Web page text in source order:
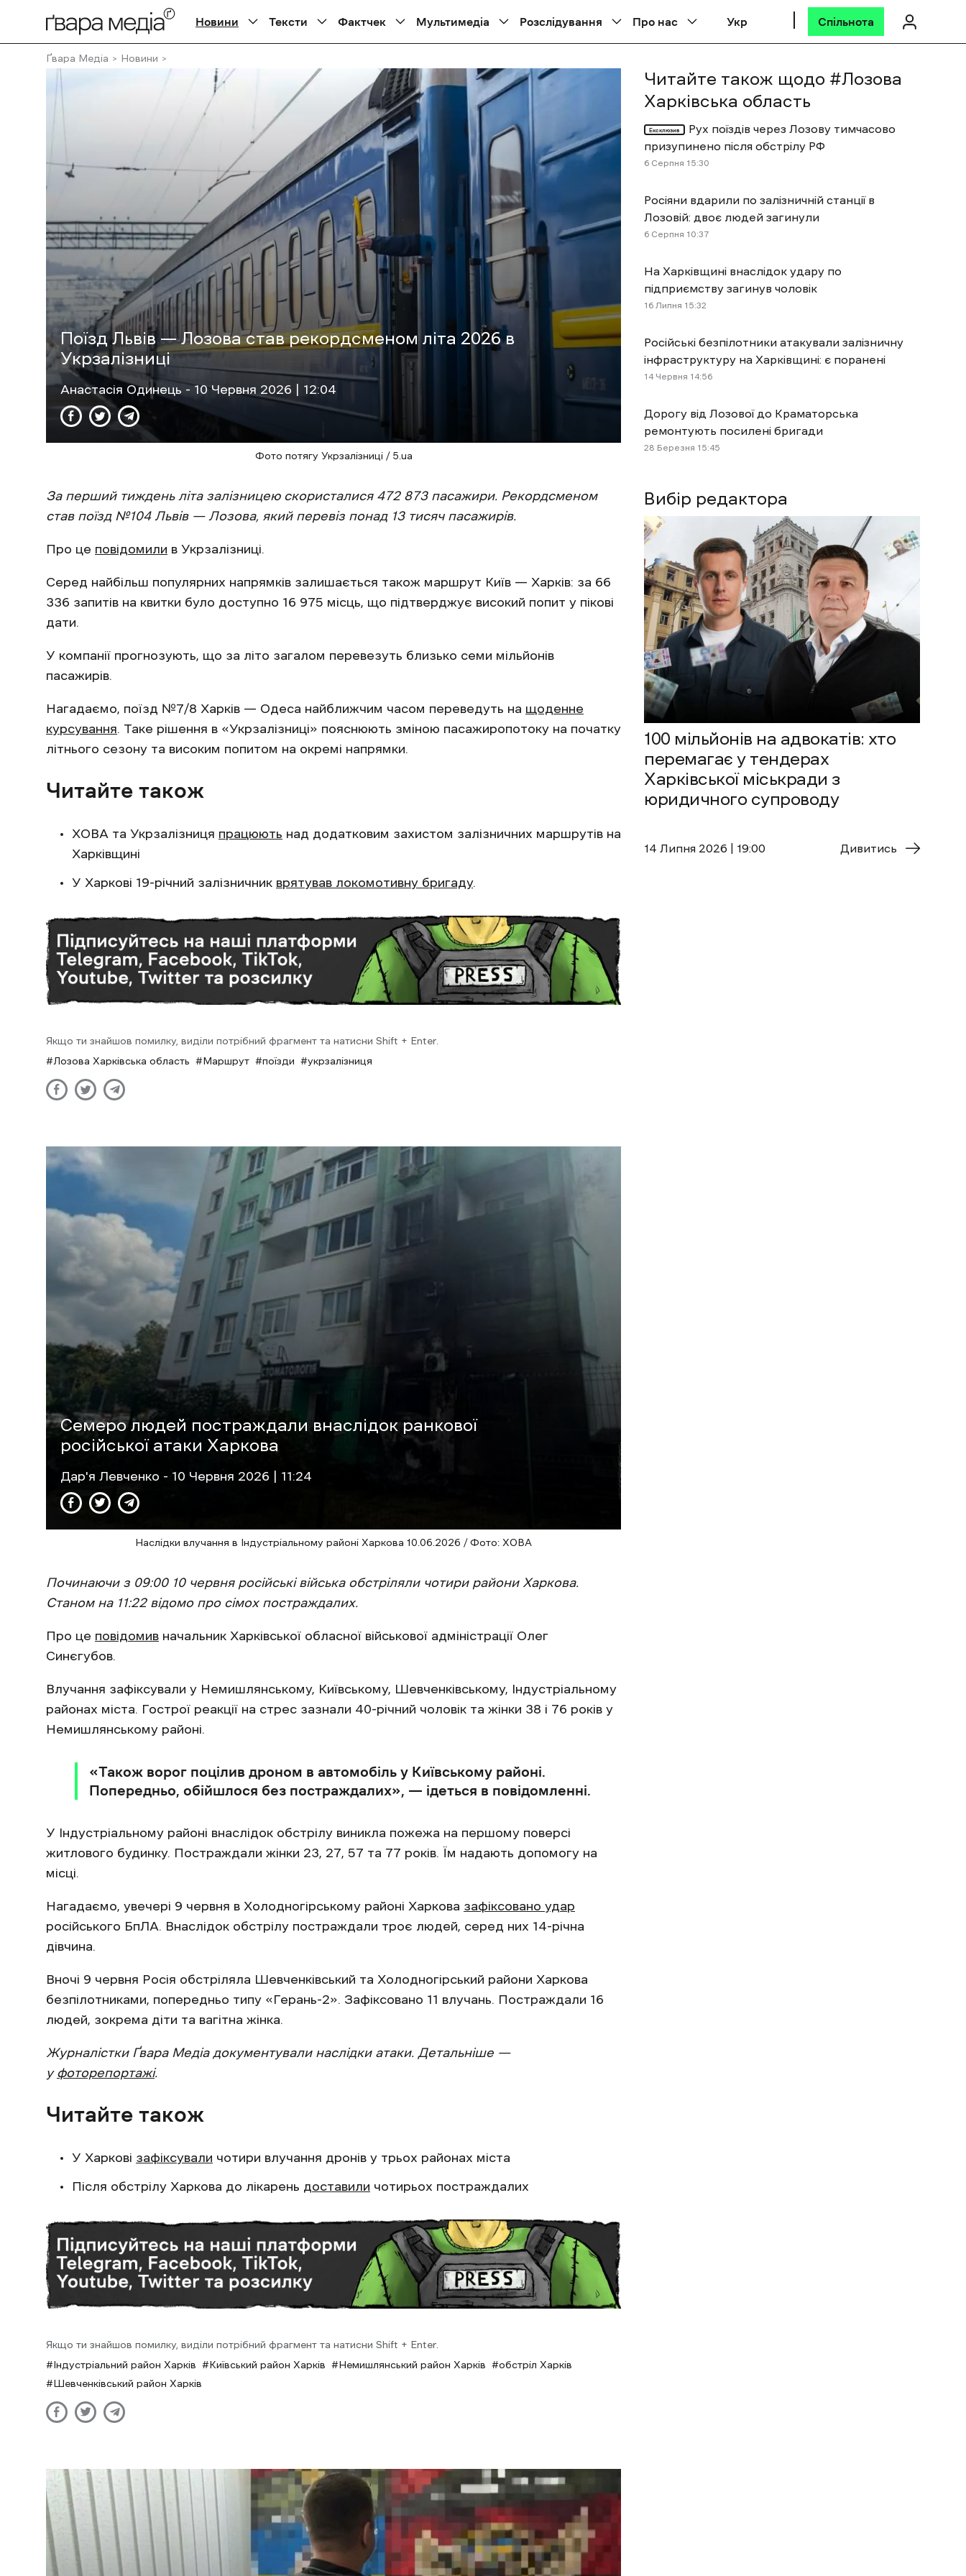
Новини Тексти Фактчек Мультимедіа Розслідування Про нас Укр Спільнота
Ґвара Медіа Новини
Поїзд Львів — Лозова став рекордсменом літа 2026 в
Укрзалізниці
Анастасія Одинець - 10 Червня 2026 | 12:04
Фото потягу Укрзалізниці / 5.ua
За перший тиждень літа залізницею скористалися 472 873 пасажири. Рекордсменом
став поїзд №104 Львів — Лозова, який перевіз понад 13 тисяч пасажирів.
Про це повідомили в Укрзалізниці.
Серед найбільш популярних напрямків залишається також маршрут Київ — Харків: за 66
336 запитів на квитки було доступно 16 975 місць, що підтверджує високий попит у пікові
дати.
У компанії прогнозують, що за літо загалом перевезуть близько семи мільйонів
пасажирів.
Нагадаємо, поїзд №7/8 Харків — Одеса найближчим часом переведуть на щоденне
курсування. Таке рішення в «Укрзалізниці» пояснюють зміною пасажиропотоку на початку
літнього сезону та високим попитом на окремі напрямки.
Читайте також
ХОВА та Укрзалізниця працюють над додатковим захистом залізничних маршрутів на
Харківщині
У Харкові 19-річний залізничник врятував локомотивну бригаду.
Якщо ти знайшов помилку, виділи потрібний фрагмент та натисни Shift + Enter.
Лозова Харківська область
Маршрут поїзди укрзалізниця
Семеро людей постраждали внаслідок ранкової
російської атаки Харкова
Дар'я Левченко - 10 Червня 2026 | 11:24
Наслідки влучання в Індустріальному районі Харкова 10.06.2026 / Фото: ХОВА
Починаючи з 09:00 10 червня російські війська обстріляли чотири райони Харкова.
Станом на 11:22 відомо про сімох постраждалих.
Про це повідомив начальник Харківської обласної військової адміністрації Олег
Синєгубов.
Влучання зафіксували у Немишлянському, Київському, Шевченківському, Індустріальному
районах міста. Гострої реакції на стрес зазнали 40-річний чоловік та жінки 38 і 76 років у
Немишлянському районі.
«Також ворог поцілив дроном в автомобіль у Київському районі.
Попередньо, обійшлося без постраждалих», — ідеться в повідомленні.
У Індустріальному районі внаслідок обстрілу виникла пожежа на першому поверсі
житлового будинку. Постраждали жінки 23, 27, 57 та 77 років. Їм надають допомогу на
місці.
Нагадаємо, увечері 9 червня в Холодногірському районі Харкова зафіксовано удар
російського БпЛА. Внаслідок обстрілу постраждали троє людей, серед них 14-річна
дівчина.
Вночі 9 червня Росія обстріляла Шевченківський та Холодногірський райони Харкова
безпілотниками, попередньо типу «Герань-2». Зафіксовано 11 влучань. Постраждали 16
людей, зокрема діти та вагітна жінка.
Журналістки Ґвара Медіа документували наслідки атаки. Детальніше —
у фоторепортажі.
Читайте також
У Харкові зафіксували чотири влучання дронів у трьох районах міста
Після обстрілу Харкова до лікарень доставили чотирьох постраждалих
Якщо ти знайшов помилку, виділи потрібний фрагмент та натисни Shift + Enter.
Індустріальний район Харків
Київський район Харків Немишлянський район Харків
обстріл Харків
Шевченківський район Харків
Вибір редактора
100 мільйонів на адвокатів: хто
перемагає у тендерах
Харківської міськради з
юридичного супроводу
14 Липня 2026 | 19:00 Дивитись
Читайте також щодо #Лозова
Харківська область
Ексклюзив
Рух поїздів через Лозову тимчасово
призупинено після обстрілу РФ
6 Cерпня 15:30
Росіяни вдарили по залізничній станції в
Лозовій: двоє людей загинули
6 Cерпня 10:37
На Харківщині внаслідок удару по
підприємству загинув чоловік
16 Липня 15:32
Російські безпілотники атакували залізничну
інфраструктуру на Харківщині: є поранені
14 Червня 14:56
Дорогу від Лозової до Краматорська
ремонтують посилені бригади
28 Березня 15:45